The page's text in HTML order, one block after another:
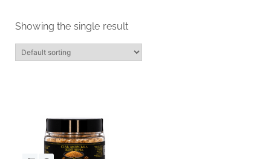
Showing the single result